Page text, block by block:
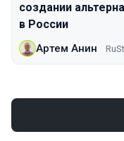
создании
в России
Артем Анин